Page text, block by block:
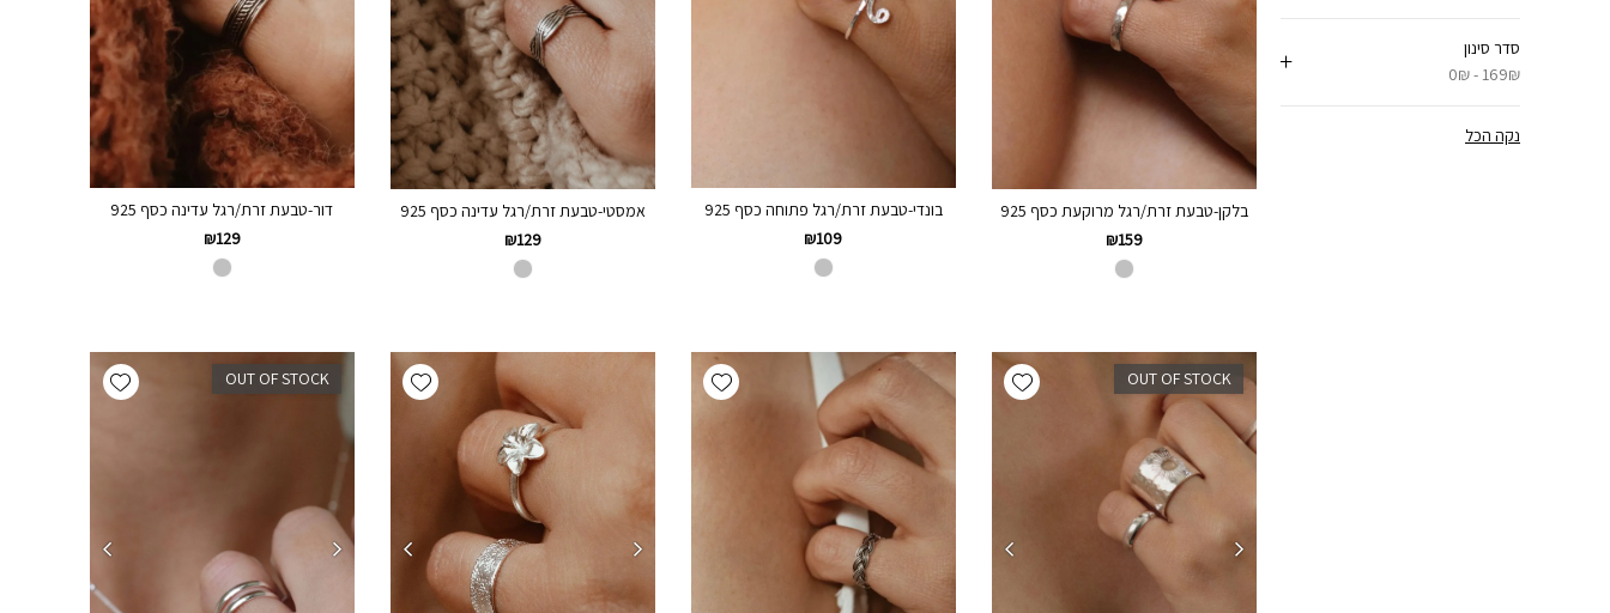
סדר סינון
0₪ - 169₪
נקה הכל
בלקן-טבעת זרת/רגל מרוקעת כסף 925
₪159
בונדי-טבעת זרת/רגל פתוחה כסף 925
₪109
אמסטי-טבעת זרת/רגל עדינה כסף 925
₪129
דור-טבעת זרת/רגל עדינה כסף 925
₪129
Add wishlist OUT OF STOCK
Add wishlist
Add wishlist
Add wishlist OUT OF STOCK